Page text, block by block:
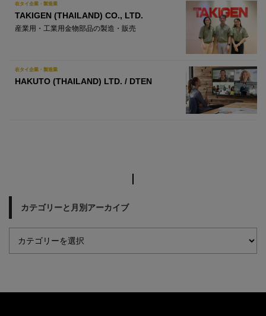
在タイ企業・製造業
TAKIGEN (THAILAND) CO., LTD.
産業用・工業用金物部品の製造・販売
在タイ企業・製造業
HAKUTO (THAILAND) LTD. / DTEN
カテゴリーと月別アーカイブ